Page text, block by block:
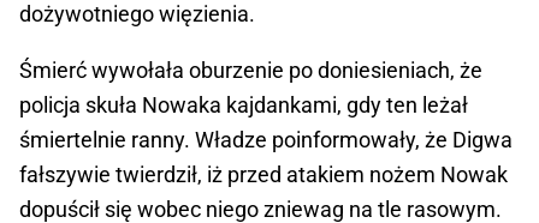
dożywotniego więzienia.
Śmierć wywołała oburzenie po doniesieniach, że
policja skuła Nowaka kajdankami, gdy ten leżał
śmiertelnie ranny. Władze poinformowały, że Digwa
fałszywie twierdził, iż przed atakiem nożem Nowak
dopuścił się wobec niego zniewag na tle rasowym.